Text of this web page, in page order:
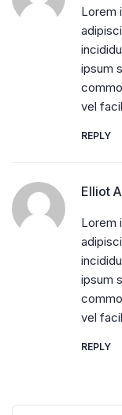
Lorem
ipsum
vel
REPLY
Elliot
Lorem
ipsum
vel
REPLY